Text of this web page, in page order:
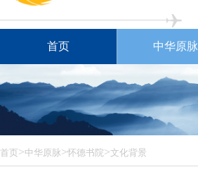
首页 中华原脉
首页>中华原脉>怀德书院>文化背景